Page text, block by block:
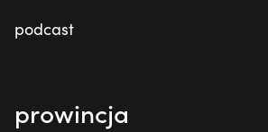
podcast
prowincja